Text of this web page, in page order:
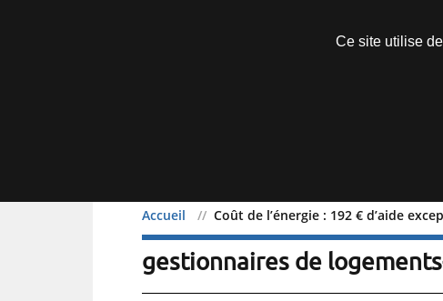
Accueil Coût de l’énergie : 192 € d’aide
Coût de l’énergie : 192 €
gestionnaires de
Ce site utilise